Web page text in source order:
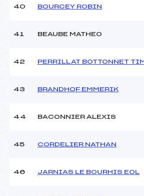
40 BOURCEY ROBIN
41 BEAUBE MATHEO
42 PERRILLAT BOTTONNET
43 BRANDHOF EMMERIK
44 BACONNIER ALEXIS
45 CORDELIER NATHAN
46 JARNIAS LE BOURHIS EOL